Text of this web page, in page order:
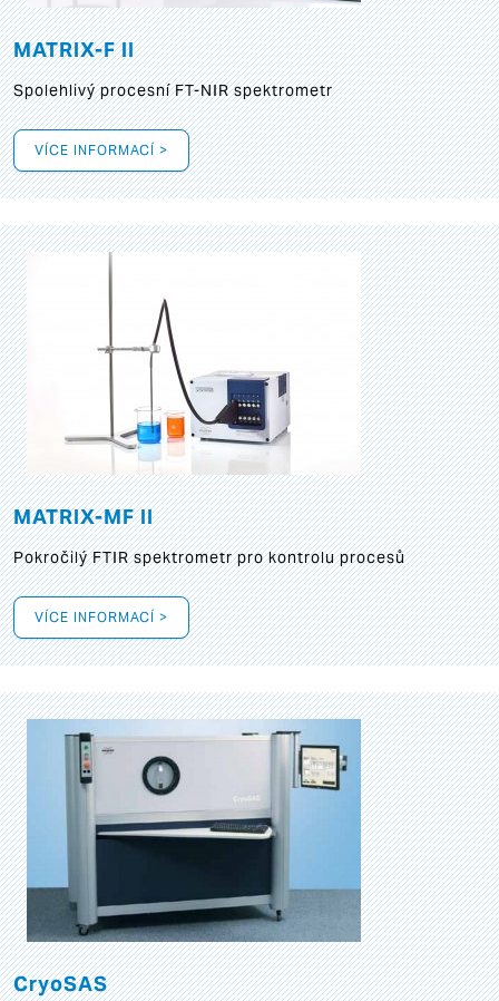
MATRIX-F II
Spolehlivý procesní FT-NIR spektrometr
VÍCE INFORMACÍ >
MATRIX-MF II
Pokročilý FTIR spektrometr pro kontrolu procesů
VÍCE INFORMACÍ >
CryoSAS